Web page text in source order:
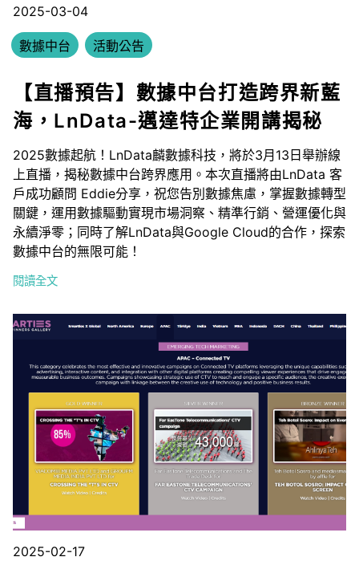
2025-03-04
數據中台 活動公告
【直播預告】數據中台打造跨界新藍
海，LnData-邁達特企業開講揭秘
2025數據起航！LnData麟數據科技，將於3月13日舉辦線
上直播，揭秘數據中台跨界應用。本次直播將由LnData 客
戶成功顧問 Eddie分享，祝您告別數據焦慮，掌握數據轉型
關鍵，運用數據驅動實現市場洞察、精準行銷、營運優化與
永續淨零；同時了解LnData與Google Cloud的合作，探索
數據中台的無限可能！
閱讀全文
2025-02-17